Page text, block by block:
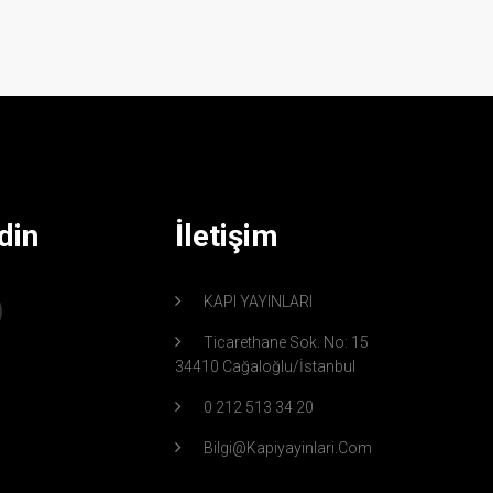
İletişim
KAPI YAYINLARI
Ticarethane Sok. No: 15
34410 Cağaloğlu/İstanbul
0 212 513 34 20
Bilgi@kapiyayinlari.com